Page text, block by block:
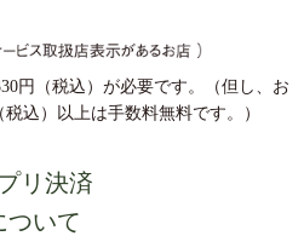
やお惣菜も取り揃えておりま
に、ぜひご賞味ください。
画商品はこちら
ちら
円（税込）が必要です。（但し、お
込）以上は手数料無料です。）
リ決済
ついて